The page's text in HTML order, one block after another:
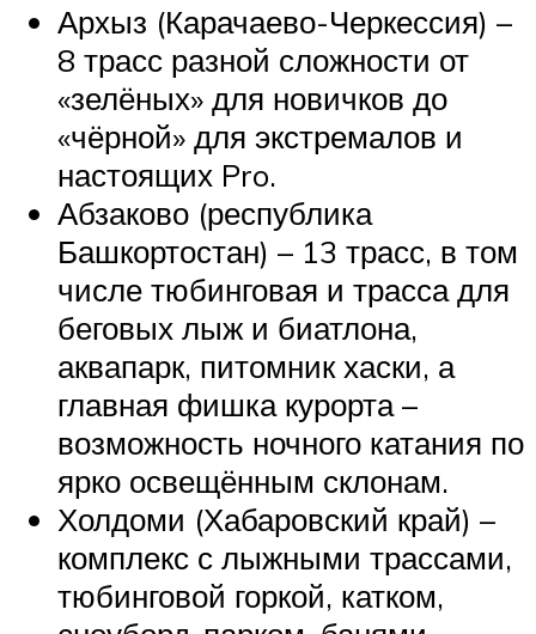
Архыз (Карачаево-Черкессия) –
8 трасс разной сложности от
«зелёных» для новичков до
«чёрной» для экстремалов и
настоящих Pro.
Абзаково (республика
Башкортостан) – 13 трасс, в том
числе тюбинговая и трасса для
беговых лыж и биатлона,
аквапарк, питомник хаски, а
главная фишка курорта –
возможность ночного катания по
ярко освещённым склонам.
Холдоми (Хабаровский край) –
комплекс с лыжными трассами,
тюбинговой горкой, катком,